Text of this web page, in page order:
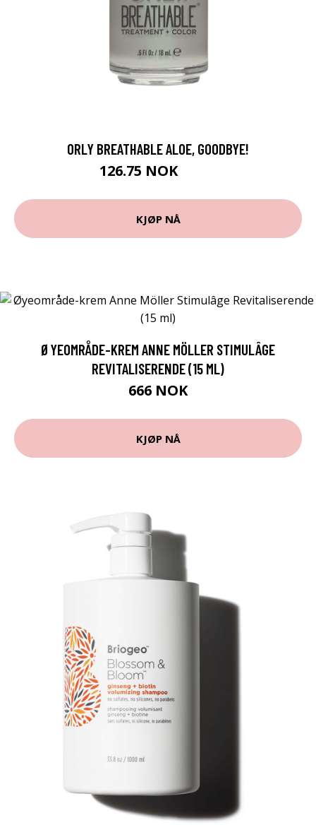
ORLY BREATHABLE ALOE, GOODBYE!
126.75 NOK
KJØP NÅ
ØYEOMRÅDE-KREM ANNE MÖLLER STIMULÂGE
REVITALISERENDE (15 ML)
666 NOK
KJØP NÅ